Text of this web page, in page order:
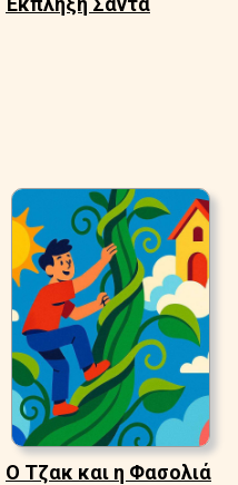
Ο Τζακ και η Φασολιά